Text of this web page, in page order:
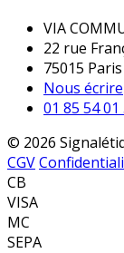
VIA
22 rue
75015 Paris
Nous écrire
01 85 54 01
© 2026
CGV
CB
VISA
MC
SEPA